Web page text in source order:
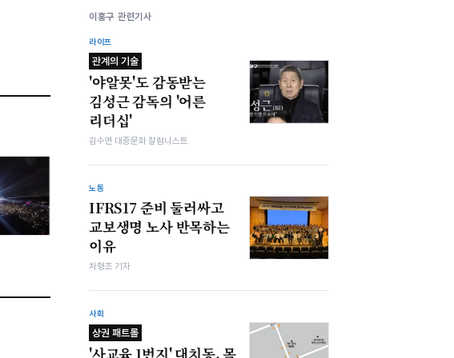
이홍구 관련기사
라이프
관계의 기술
'야알못'도 감동받는
김성근 감독의 '어른
리더십'
김수연 대중문화 칼럼니스트
노동
IFRS17 준비 둘러싸고
교보생명 노사 반목하는
이유
차형조 기자
사회
상권 패트롤
'사교육 1번지' 대치동, 목